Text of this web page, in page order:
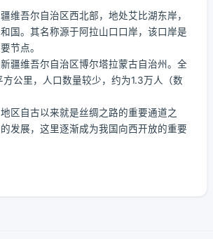
维吾尔自治区西北部，地处艾比湖东岸，
国。其名称源于阿拉山口口岸，该口岸是
节点。
疆维吾尔自治区博尔塔拉蒙古自治州。全
公里，人口数量较少，约为1.3万人（数
区自古以来就是丝绸之路的重要通道之
发展，这里逐渐成为我国向西开放的重要